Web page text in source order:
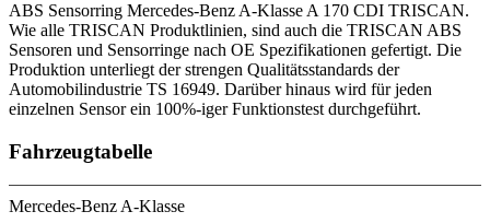
ABS Sensorring Mercedes-Benz A-Klasse A 170 CDI TRISCAN.
Wie alle TRISCAN Produktlinien, sind auch die TRISCAN ABS
Sensoren und Sensorringe nach OE Spezifikationen gefertigt. Die
Produktion unterliegt der strengen Qualitätsstandards der
Automobilindustrie TS 16949. Darüber hinaus wird für jeden
einzelnen Sensor ein 100%-iger Funktionstest durchgeführt.
Fahrzeugtabelle
Mercedes-Benz A-Klasse